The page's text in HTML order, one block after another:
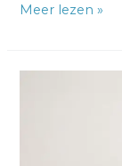
Meer lezen »